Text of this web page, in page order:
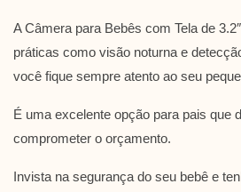
A Câmera para Bebês com Tela de
práticas como visão noturna e
você fique sempre atento ao seu
É uma excelente opção para pais que
comprometer o orçamento.
Invista na segurança do seu bebê e